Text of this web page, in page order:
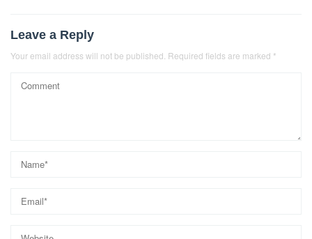
Leave a Reply
Your email address will not be published. Required fields are marked *